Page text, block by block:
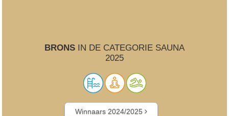
BRONSIN DE CATEGORIE SAUNA
2025
Winnaars 2024/2025